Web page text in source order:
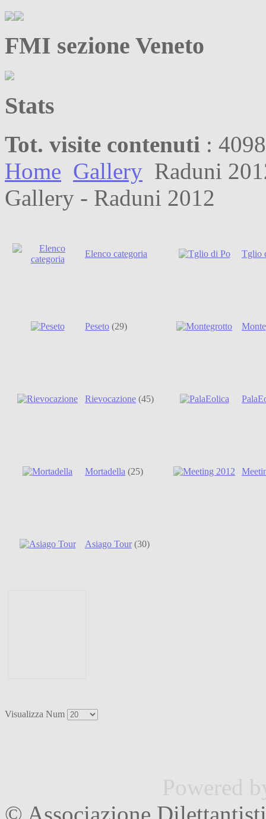
FMI sezione Veneto
Stats
Tot. visite contenuti :
Home Gallery Raduni
Gallery - Raduni 2012
Elenco categoria
Peseto (29)
Rievocazione (45)
Mortadella (25)
Asiago Tour (30)
Tglio
Visualizza Num
© Associazione